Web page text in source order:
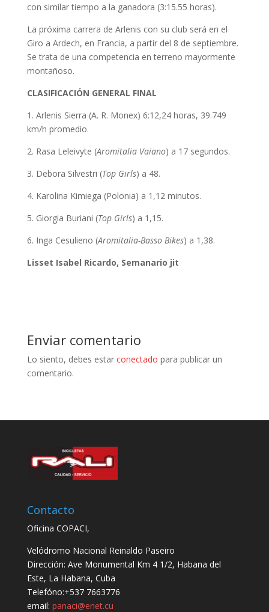
con similar tiempo a la ganadora (3:15.55 horas).
La próxima carrera de Arlenis con su club será en el
Giro a Ardech, en Francia, a partir del 8 de septiembre.
Se trata de una competencia en terreno mayormente
montañoso.
CLASIFICACIÓN GENERAL FINAL
1. Arlenis Sierra (A. R. Monex) 6:12,24 horas, 39.749
km/h promedio.
2. Rasa Leleivyte (Aromitalia Vaiano) a 17 segundos.
3. Debora Silvestri (Top Girls) a 48.
4. Karolina Kimiega (Polonia) a 1,12 minutos.
5. Giorgia Buriani (Top Girls) a 1,15.
6. Inga Cesulieno (Aromitalia-Basso Bikes) a 1,38.
Lisset Isabel Ricardo, Semanario jit
Enviar comentario
Lo siento, debes estar conectado para publicar un
comentario.
Contacto
Oficina COPACI,
Velódromo Nacional Reinaldo Paseiro
Dirección: Ave Monumental Km 4 1/2, Habana del
Este, La Habana, Cuba
Telefóno:+537 7663776
email: panaci@enet.cu